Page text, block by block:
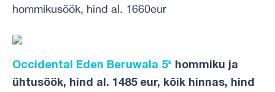
hommikusöök, hind al. 1660eur
Occidental Eden Beruwala 5* hommiku ja
ühtusöök, hind al. 1485 eur, kõik hinnas, hind